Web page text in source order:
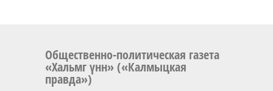
Общественно-политическая газета
«Хальмг үнн» («Калмыцкая
правда»)